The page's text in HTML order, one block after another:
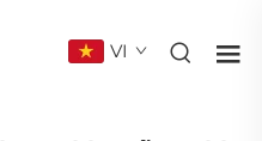
VI